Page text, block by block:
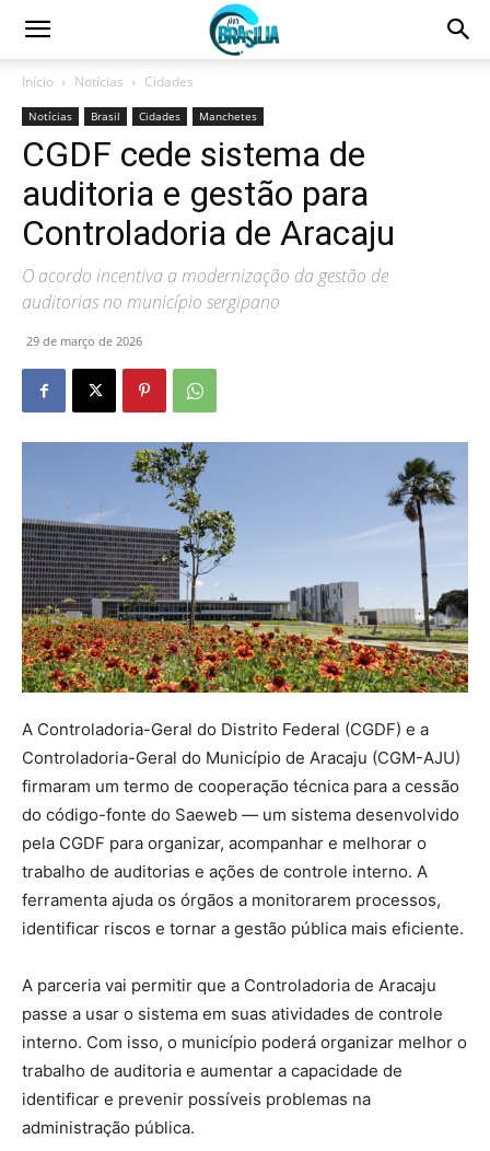
Início Notícias Cidades
Notícias Brasil Cidades Manchetes
CGDF cede sistema de
auditoria e gestão para
Controladoria de Aracaju
O acordo incentiva a modernização da gestão de
auditorias no município sergipano
29 de março de 2026
A Controladoria-Geral do Distrito Federal (CGDF) e a
Controladoria-Geral do Município de Aracaju (CGM-AJU)
firmaram um termo de cooperação técnica para a cessão
do código-fonte do Saeweb — um sistema desenvolvido
pela CGDF para organizar, acompanhar e melhorar o
trabalho de auditorias e ações de controle interno. A
ferramenta ajuda os órgãos a monitorarem processos,
identificar riscos e tornar a gestão pública mais eficiente.
A parceria vai permitir que a Controladoria de Aracaju
passe a usar o sistema em suas atividades de controle
interno. Com isso, o município poderá organizar melhor o
trabalho de auditoria e aumentar a capacidade de
identificar e prevenir possíveis problemas na
administração pública.